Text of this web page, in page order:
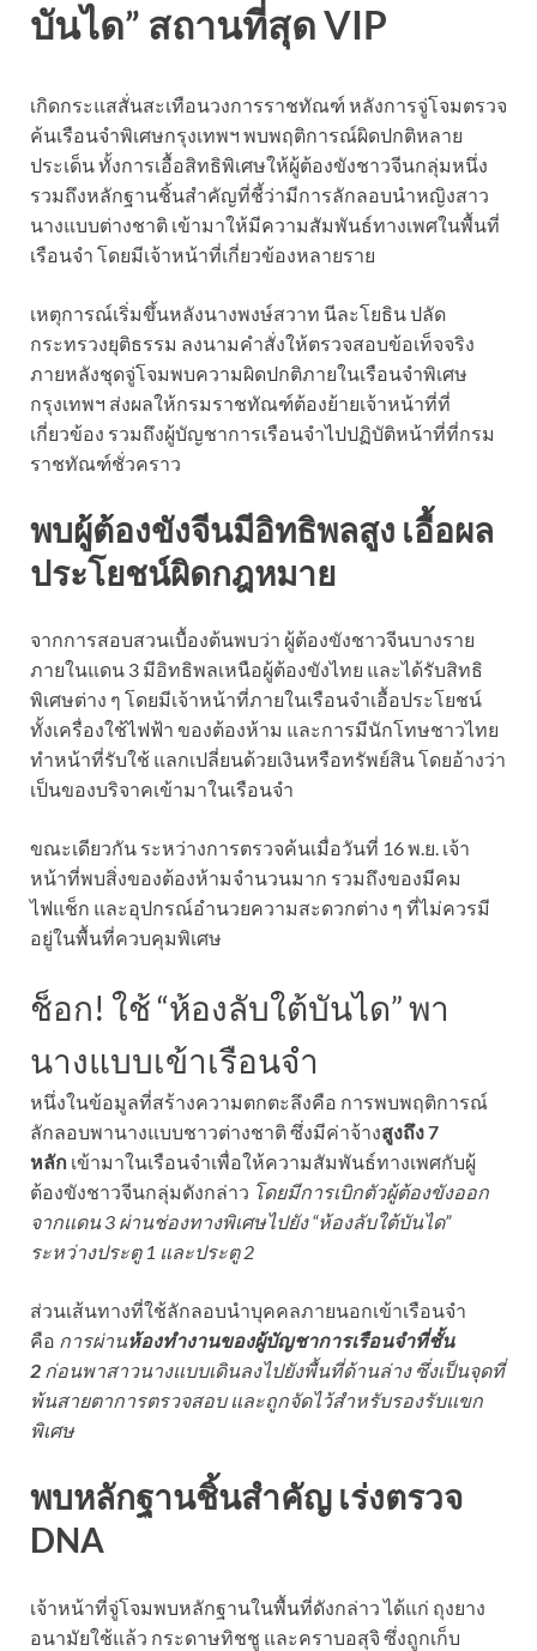
บันได” สถานที่สุด VIP
เกิดกระแสสั่นสะเทือนวงการราชทัณฑ์ หลังการจู่โจมตรวจ
ค้นเรือนจำพิเศษกรุงเทพฯ พบพฤติการณ์ผิดปกติหลาย
ประเด็น ทั้งการเอื้อสิทธิพิเศษให้ผู้ต้องขังชาวจีนกลุ่มหนึ่ง
รวมถึงหลักฐานชิ้นสำคัญที่ชี้ว่ามีการลักลอบนำหญิงสาว
นางแบบต่างชาติ เข้ามาให้มีความสัมพันธ์ทางเพศในพื้นที่
เรือนจำ โดยมีเจ้าหน้าที่เกี่ยวข้องหลายราย
เหตุการณ์เริ่มขึ้นหลังนางพงษ์สวาท นีละโยธิน ปลัด
กระทรวงยุติธรรม ลงนามคำสั่งให้ตรวจสอบข้อเท็จจริง
ภายหลังชุดจู่โจมพบความผิดปกติภายในเรือนจำพิเศษ
กรุงเทพฯ ส่งผลให้กรมราชทัณฑ์ต้องย้ายเจ้าหน้าที่ที่
เกี่ยวข้อง รวมถึงผู้บัญชาการเรือนจำไปปฏิบัติหน้าที่ที่กรม
ราชทัณฑ์ชั่วคราว
พบผู้ต้องขังจีนมีอิทธิพลสูง เอื้อผล
ประโยชน์ผิดกฎหมาย
จากการสอบสวนเบื้องต้นพบว่า ผู้ต้องขังชาวจีนบางราย
ภายในแดน 3 มีอิทธิพลเหนือผู้ต้องขังไทย และได้รับสิทธิ
พิเศษต่าง ๆ โดยมีเจ้าหน้าที่ภายในเรือนจำเอื้อประโยชน์
ทั้งเครื่องใช้ไฟฟ้า ของต้องห้าม และการมีนักโทษชาวไทย
ทำหน้าที่รับใช้ แลกเปลี่ยนด้วยเงินหรือทรัพย์สิน โดยอ้างว่า
เป็นของบริจาคเข้ามาในเรือนจำ
ขณะเดียวกัน ระหว่างการตรวจค้นเมื่อวันที่ 16 พ.ย. เจ้า
หน้าที่พบสิ่งของต้องห้ามจำนวนมาก รวมถึงของมีคม
ไฟแช็ก และอุปกรณ์อำนวยความสะดวกต่าง ๆ ที่ไม่ควรมี
อยู่ในพื้นที่ควบคุมพิเศษ
ช็อก! ใช้ “ห้องลับใต้บันได” พา
นางแบบเข้าเรือนจำ
หนึ่งในข้อมูลที่สร้างความตกตะลึงคือ การพบพฤติการณ์
ลักลอบพานางแบบชาวต่างชาติ ซึ่งมีค่าจ้างสูงถึง 7
หลัก เข้ามาในเรือนจำเพื่อให้ความสัมพันธ์ทางเพศกับผู้
ต้องขังชาวจีนกลุ่มดังกล่าว โดยมีการเบิกตัวผู้ต้องขังออก
จากแดน 3 ผ่านช่องทางพิเศษไปยัง “ห้องลับใต้บันได”
ระหว่างประตู 1 และประตู 2
ส่วนเส้นทางที่ใช้ลักลอบนำบุคคลภายนอกเข้าเรือนจำ
คือ การผ่านห้องทำงานของผู้บัญชาการเรือนจำที่ชั้น
2 ก่อนพาสาวนางแบบเดินลงไปยังพื้นที่ด้านล่าง ซึ่งเป็นจุดที่
พ้นสายตาการตรวจสอบ และถูกจัดไว้สำหรับรองรับแขก
พิเศษ
พบหลักฐานชิ้นสำคัญ เร่งตรวจ
DNA
เจ้าหน้าที่จู่โจมพบหลักฐานในพื้นที่ดังกล่าว ได้แก่ ถุงยาง
อนามัยใช้แล้ว กระดาษทิชชู และคราบอสุจิ ซึ่งถูกเก็บ